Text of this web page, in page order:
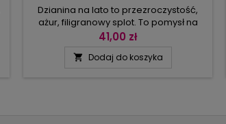
Dzianina na lato to przezroczystość,
ażur, filigranowy splot. To pomysł na
połączenie rozcięcia na boku z
sznurowaniem lub marszczenia
41,00 zł
 Dodaj do koszyka